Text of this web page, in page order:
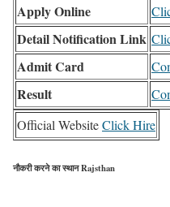
Apply Online
Detail Notification Link
Admit Card
Result
Official WebsiteClick Hire
नौकरी करने का स्थान Rajsthan